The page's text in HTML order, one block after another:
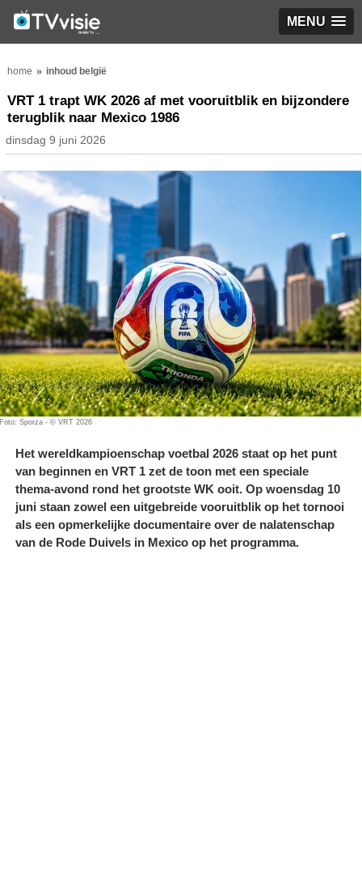
MENU
home inhoud belgië
VRT 1 trapt WK 2026 af met vooruitblik en bijzondere
terugblik naar Mexico 1986
dinsdag 9 juni 2026
Foto: Sporza - © VRT 2026
Het wereldkampioenschap voetbal 2026 staat op het punt
van beginnen en VRT 1 zet de toon met een speciale
thema-avond rond het grootste WK ooit. Op woensdag 10
juni staan zowel een uitgebreide vooruitblik op het tornooi
als een opmerkelijke documentaire over de nalatenschap
van de Rode Duivels in Mexico op het programma.